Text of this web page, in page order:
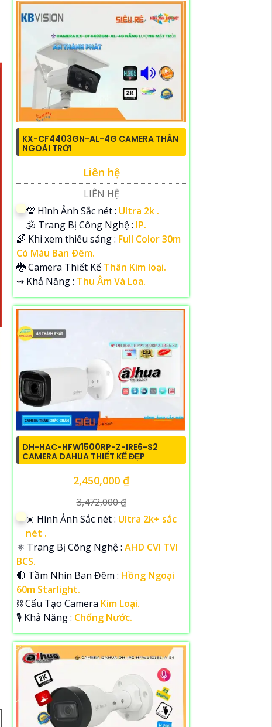
KX-CF4403GN-AL-4G CAMERA THÂN
NGOÀI TRỜI
Liên hệ
LIÊN HỆ
💯 Hình Ảnh Sắc nét : Ultra 2k .
🕉️ Trang Bị Công Nghệ : IP.
🌈 Khi xem thiếu sáng : Full Color 30m
Có Màu Ban Ðêm.
🐉️ Camera Thiết Kế Thân Kim loại.
️⇝ Khả Năng : Thu Âm Và Loa.
DH-HAC-HFW1500RP-Z-IRE6-S2
CAMERA DAHUA THIẾT KẾ ĐẸP
2,450,000 ₫
3,472,000 ₫
☀️ Hình Ảnh Sắc nét : Ultra 2k+ sắc
nét .
⚛️ Trang Bị Công Nghệ : AHD CVI TVI
BCS.
🔴 Tầm Nhìn Ban Đêm : Hồng Ngoại
60m Starlight.
⛓ Cấu Tạo Camera Kim Loại.
️🎙 Khả Năng : Chống Nước.